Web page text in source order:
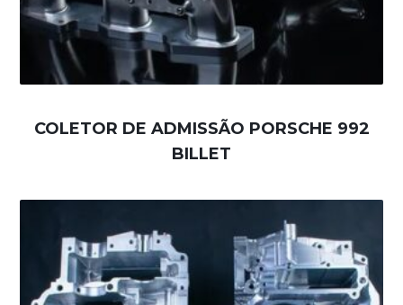
COLETOR DE ADMISSÃO PORSCHE 992
BILLET